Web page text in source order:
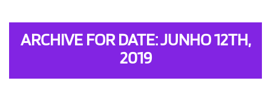
ARCHIVE FOR DATE: JUNHO 12TH,
2019